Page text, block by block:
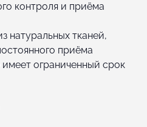
контроля и приёма
натуральных тканей,
приёма
имеет ограниченный срок